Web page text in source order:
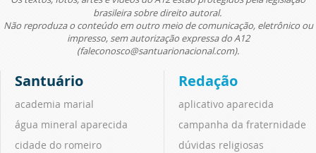
brasileira sobre direito autoral.
Não reproduza o conteúdo em outro meio de comunicação, eletrônico ou
impresso, sem autorização expressa do A12
(faleconosco@santuarionacional.com).
Santuário
academia marial
água mineral aparecida
cidade do romeiro
Redação
aplicativo aparecida
campanha da fraternidade
dúvidas religiosas